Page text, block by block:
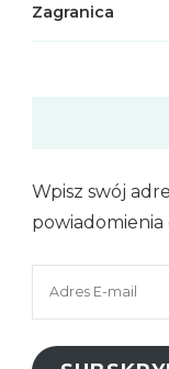
Zagranica
Wpisz swój